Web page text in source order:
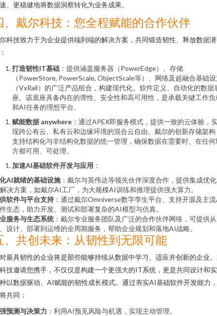
、更稳健地将数据洞察转化为业务成果。
、戴尔科技：您全程赋能的合作伙伴
科技致力于为企业提供端到端的解决方案，共同锻造韧性、释放数据潜
打造韧性IT基础 ：提供涵盖服务器（PowerEdge）、存储
（PowerStore, PowerScale, ObjectScale等）、网络及超融合基础
（VxRail）的广泛产品组合，构建现代化、软件定义、自动化的数据
座。该底座具备内在的弹性、安全性和高可用性，是承载关键工作负
和AI任务的理想平台。
赋能数据 anywhere ：通过APEX即服务模式，提供一致的云体验，
现跨公有云、私有云和边缘环境的混合云自由。戴尔的创新存储架构
支持结构化与非结构化数据的统一管理，确保数据在需要时、在任何
方都可用、可处理。
加速AI基础软件开发与应用 ：
AI就绪的基础设施：戴尔与英伟达等领先伙伴深度合作，提供集成优
决方案，如戴尔AI工厂，为大规模AI训练和推理提供强大算力。
软件与平台支持 ：通过戴尔Omniverse数字孪生平台、支持开源及主
生态，助力开发、测试和部署复杂的AI模型与仿真。
服务与生态系统：戴尔专业服务团队及广泛的合作伙伴网络，可提供
设计、部署到运维的全周期服务，帮助企业规划和落地AI战略。
、共创未来：从韧性到无限可能
最具韧性的企业将是那些能够持续从数据中学习、适应并创新的企业
技邀请您携手，不仅仅是构建一个更强大的IT系统，更是共同设计和
以数据驱动、AI赋能的韧性成长模式。通过夯实AI基础软件开发能力
共同：
预测与决策力 ：利用AI预见风险与机遇，实现主动管理。